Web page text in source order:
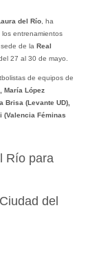
del Río, ha
entrenamientos
de la Real
27 al 30 de mayo.
de equipos de
María López
Brisa (Levante UD),
(Valencia Féminas
Río para
del